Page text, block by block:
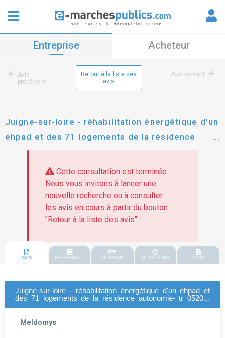
Entreprise Acheteur
Avis
précédent
Retour à la liste des
avis
Avis suivant
Juigne-sur-loire - réhabilitation énergétique d'un
ehpad et des 71 logements de la résidence
autonomie- tr 0520 - (2ème consultation lot 05-
menuiserie extérieures - serrurerie suite
déclaration sans suite)
Cette consultation est terminée.
Nous vous invitons à lancer une
nouvelle recherche ou à consulter
les avis en cours à partir du bouton
"Retour à la liste des avis".
AVIS REGLEMENT DOSSIER QUESTIONS DEPOT
Juigne-sur-loire - réhabilitation énergétique d'un ehpad et
des 71 logements de la résidence autonomie- tr 0520 -
Meldomys